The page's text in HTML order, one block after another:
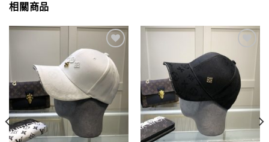
相關商品
Add to
wishlist
wishlist